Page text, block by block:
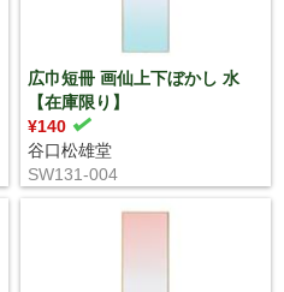
広巾短冊 画仙上下ぼかし 水
【在庫限り】
¥140
谷口松雄堂
SW131-004